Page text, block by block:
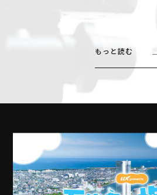
もっと読む